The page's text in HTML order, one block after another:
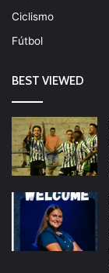
Ciclismo
Fútbol
BEST VIEWED